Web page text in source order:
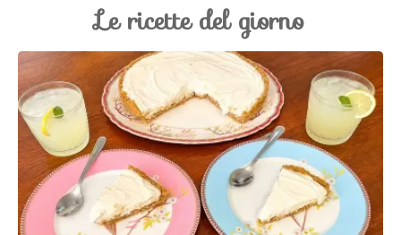
Le ricette del giorno